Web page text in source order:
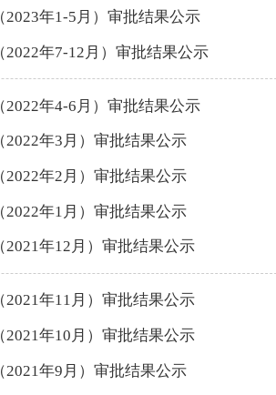
2023年1-5月）审批结果公示
2022年7-12月）审批结果公示
2022年4-6月）审批结果公示
2022年3月）审批结果公示
2022年2月）审批结果公示
2022年1月）审批结果公示
2021年12月）审批结果公示
2021年11月）审批结果公示
2021年10月）审批结果公示
2021年9月）审批结果公示